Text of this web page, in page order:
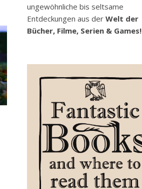
ungewöhnliche bis seltsame
Entdeckungen aus der Welt der
Bücher, Filme, Serien & Games!